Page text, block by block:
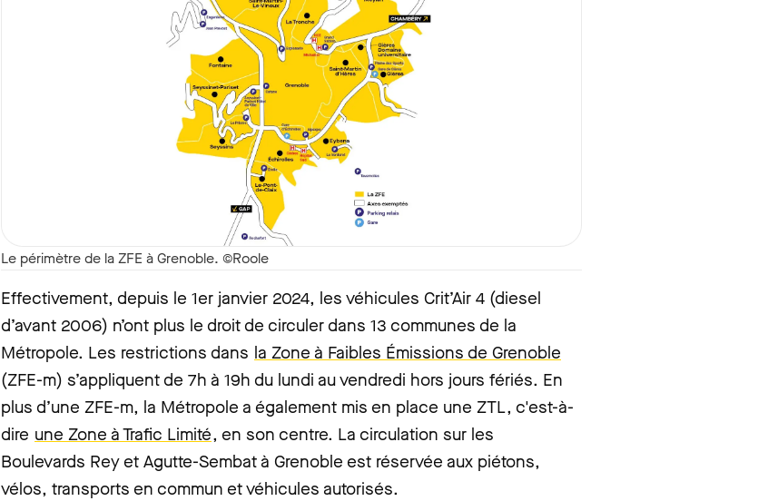
Le périmètre de la ZFE à Grenoble. ©Roole
Effectivement, depuis le 1er janvier 2024, les véhicules Crit’Air 4 (diesel
d’avant 2006) n’ont plus le droit de circuler dans 13 communes de la
Métropole. Les restrictions dans la Zone à Faibles Émissions de Grenoble
(ZFE-m) s’appliquent de 7h à 19h du lundi au vendredi hors jours fériés. En
plus d’une ZFE-m, la Métropole a également mis en place une ZTL, c'est-à-
dire une Zone à Trafic Limité, en son centre. La circulation sur les
Boulevards Rey et Agutte-Sembat à Grenoble est réservée aux piétons,
vélos, transports en commun et véhicules autorisés.